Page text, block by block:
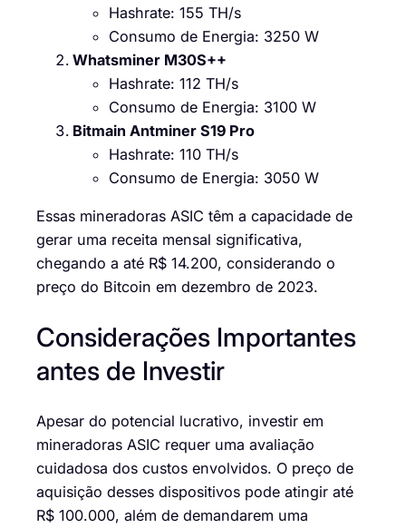
Hashrate: 155 TH/s
Consumo de Energia: 3250 W
Whatsminer M30S++
Hashrate: 112 TH/s
Consumo de Energia: 3100 W
Bitmain Antminer S19 Pro
Hashrate: 110 TH/s
Consumo de Energia: 3050 W
Essas mineradoras ASIC têm a capacidade de
gerar uma receita mensal significativa,
chegando a até R$ 14.200, considerando o
preço do Bitcoin em dezembro de 2023.
Considerações Importantes
antes de Investir
Apesar do potencial lucrativo, investir em
mineradoras ASIC requer uma avaliação
cuidadosa dos custos envolvidos. O preço de
aquisição desses dispositivos pode atingir até
R$ 100.000, além de demandarem uma